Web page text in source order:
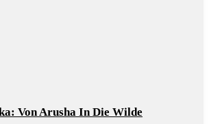
Von Arusha In Die Wilde